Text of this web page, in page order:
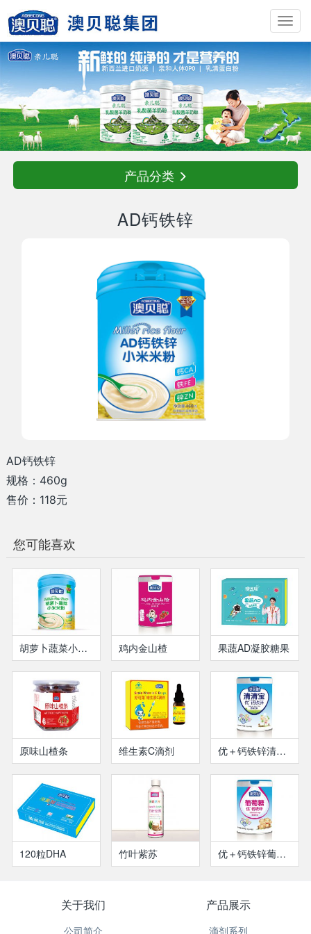
产品分类
AD钙铁锌
AD钙铁锌
规格：460g
售价：118元
您可能喜欢
胡萝卜蔬菜小米米粉 鸡内金山楂 果蔬AD凝胶糖果
原味山楂条 维生素C滴剂 优＋钙铁锌清清宝
120粒DHA 竹叶紫苏 优＋钙铁锌葡萄糖
关于我们
公司简介
产品展示
滴剂系列